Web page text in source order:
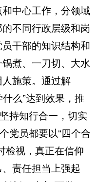
中心工作，分领域
不同行政层级和岗
干部的知识结构和
煮、一刀切、大水
施策。通过解
么”达到效果，推
持知行合一，切实
党员都要以“四个合
检视，真正在信仰
责任担当上强起